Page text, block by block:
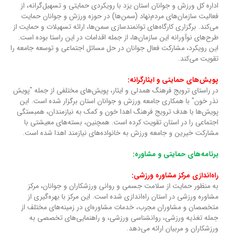
اداره کل ورزش و جوانان استان یزد با رویکردی حمایتی و تسهیل‌گرانه، از
فعالیت سازمان‌های مردم‌نهاد (سمن‌ها) در حوزه ورزش و جوانان حمایت
می‌کند. برگزاری کارگاه‌های توانمندسازی سمن‌ها، ارائه تسهیلات و حمایت از
طرح‌های نوآورانه این سازمان‌ها، از جمله اقدامات در این راستا بوده است.
این رویکرد، مشارکت فعال جوانان در حل مسائل اجتماعی و توسعه جامعه را
تقویت می‌کند.
پویش‌های حمایتی و ایثارگرانه:
در راستای ترویج فرهنگ همدلی و ایثار، پویش‌های مختلفی از جمله "پویش
نذر خون" با همکاری جامعه ورزش و جوانان استان برگزار شده است. این
پویش‌ها با هدف ترویج فرهنگ اهدا خون و کمک به نیازمندان، همبستگی
اجتماعی را در استان تقویت کرده است. همچنین، بسته‌های معیشتی با
مشارکت خیرین و جامعه ورزش به خانواده‌های نیازمند اهدا شده است.
برنامه‌های حمایتی و مشاوره:
راه‌اندازی مرکز مشاوره ورزشی:
به منظور حمایت از سلامت جسمی و روانی ورزشکاران و جوانان، مرکز
مشاوره ورزشی در استان راه‌اندازی شده است. این مرکز با بهره‌گیری از
متخصصان و مشاوران مجرب، خدمات مشاوره‌ای در زمینه‌های مختلف از
جمله تغذیه ورزشی، روانشناسی ورزشی، و راهنمایی‌های تخصصی به
ورزشکاران و مربیان ارائه می‌دهد.